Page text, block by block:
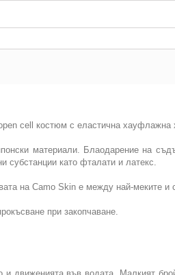
cell костюм с еластична хауфлажна
материали. Блаодарение на
субстанции като фталати и латекс.
на Camo Skin е между най-меките и
при закопчаване.